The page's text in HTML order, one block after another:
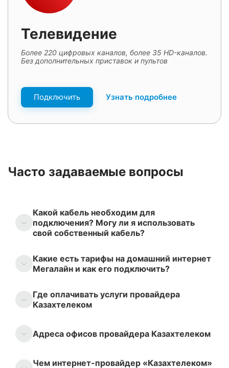
Телевидение
Более 220 цифровых каналов, более 35 HD-каналов.
Без дополнительных приставок и пультов
Подключить Узнать подробнее
Часто задаваемые вопросы
Какой кабель необходим для
подключения? Могу ли я использовать
свой собственный кабель?
Какие есть тарифы на домашний интернет
Мегалайн и как его подключить?
Где оплачивать услуги провайдера
Казахтелеком
Адреса офисов провайдера Казахтелеком
Чем интернет-провайдер «Казахтелеком»